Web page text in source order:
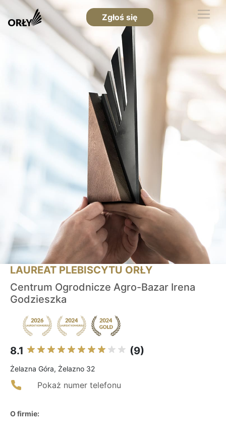
Zgłoś się
LAUREAT PLEBISCYTU ORŁY
Centrum Ogrodnicze Agro-Bazar Irena
Godzieszka
8.1 (9)
Żelazna Góra, Żelazno 32
Pokaż numer telefonu
O firmie: